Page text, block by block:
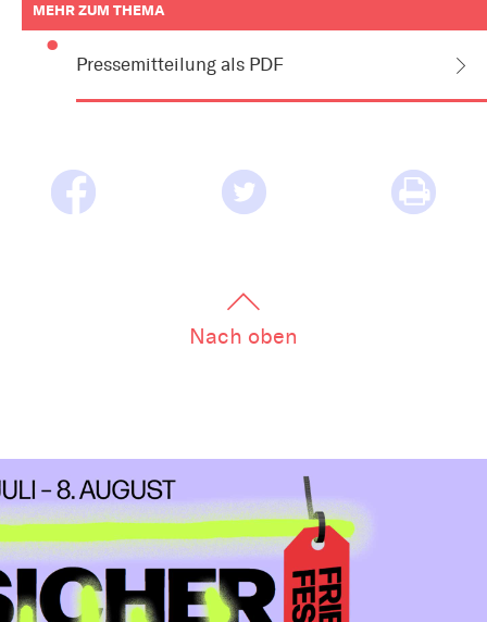
MEHR ZUM THEMA
InformationenPressemitteilung als PDF
Nach oben